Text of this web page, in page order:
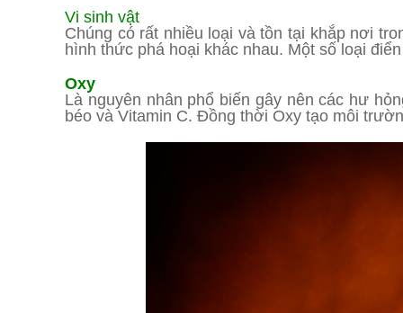
Vi sinh vật
Chúng có rất nhiều loại và tồn tại khắp nơi
hình thức phá hoại khác nhau. Một số loại
Oxy
Là nguyên nhân phổ biến gây nên các hư
béo và Vitamin C. Đồng thời Oxy tạo môi